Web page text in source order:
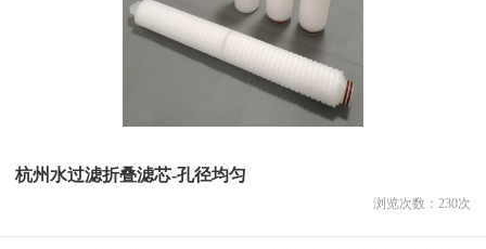
杭州水过滤折叠滤芯-孔径均匀
浏览次数： 230次